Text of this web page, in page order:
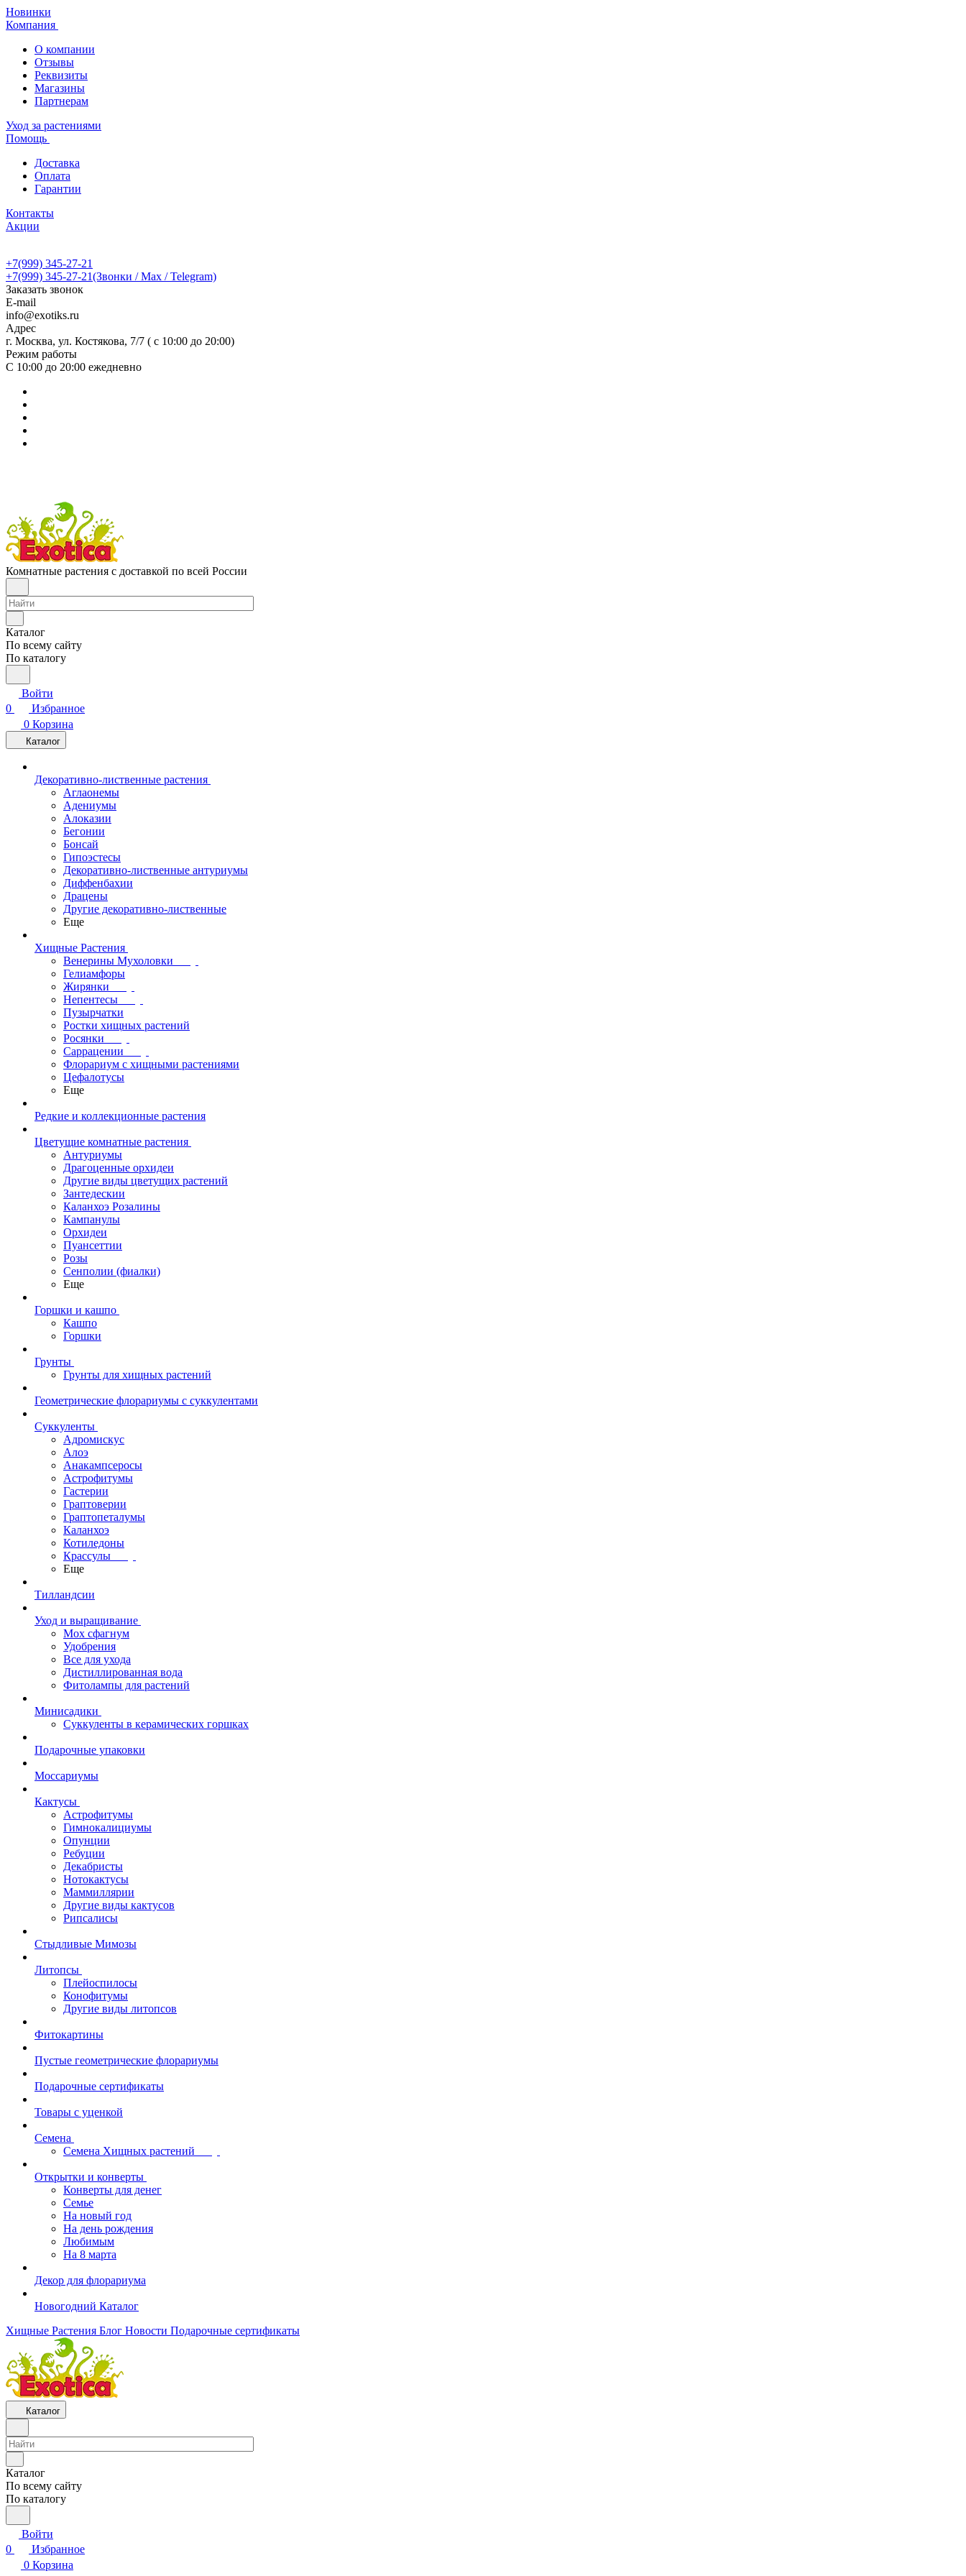
Новинки
Компания
О компании
Отзывы
Реквизиты
Магазины
Партнерам
Уход за растениями
Помощь
Доставка
Оплата
Гарантии
Контакты
Акции
+7(999) 345-27-21
+7(999) 345-27-21(Звонки / Max / Telegram)
Заказать звонок
E-mail
info@exotiks.ru
Адрес
г. Москва, ул. Костякова, 7/7 ( с 10:00 до 20:00)
Режим работы
С 10:00 до 20:00 ежедневно
Комнатные растения с доставкой по всей России
Каталог
По всему сайту
По каталогу
Войти
0
Избранное
0 Корзина
Каталог
Декоративно-лиственные растения
Аглаонемы
Адениумы
Алоказии
Бегонии
Бонсай
Гипоэстесы
Декоративно-лиственные антуриумы
Диффенбахии
Драцены
Другие декоративно-лиственные
Еще
Хищные Растения
Венерины Мухоловки
Гелиамфоры
Жирянки
Непентесы
Пузырчатки
Ростки хищных растений
Росянки
Саррацении
Флорариум с хищными растениями
Цефалотусы
Еще
Редкие и коллекционные растения
Цветущие комнатные растения
Антуриумы
Драгоценные орхидеи
Другие виды цветущих растений
Зантедескии
Каланхоэ Розалины
Кампанулы
Орхидеи
Пуансеттии
Розы
Сенполии (фиалки)
Еще
Горшки и кашпо
Кашпо
Горшки
Грунты
Грунты для хищных растений
Геометрические флорариумы с суккулентами
Суккуленты
Адромискус
Алоэ
Анакампсеросы
Астрофитумы
Гастерии
Граптоверии
Граптопеталумы
Каланхоэ
Котиледоны
Крассулы
Еще
Тилландсии
Уход и выращивание
Мох сфагнум
Удобрения
Все для ухода
Дистиллированная вода
Фитолампы для растений
Минисадики
Суккуленты в керамических горшках
Подарочные упаковки
Моссариумы
Кактусы
Астрофитумы
Гимнокалициумы
Опунции
Ребуции
Декабристы
Нотокактусы
Маммиллярии
Другие виды кактусов
Рипсалисы
Стыдливые Мимозы
Литопсы
Плейоспилосы
Конофитумы
Другие виды литопсов
Фитокартины
Пустые геометрические флорариумы
Подарочные сертификаты
Товары с уценкой
Семена
Семена Хищных растений
Открытки и конверты
Конверты для денег
Семье
На новый год
На день рождения
Любимым
На 8 марта
Декор для флорариума
Новогодний Каталог
Хищные Растения Блог Новости Подарочные сертификаты
Каталог
Каталог
По всему сайту
По каталогу
Войти
0
Избранное
0 Корзина